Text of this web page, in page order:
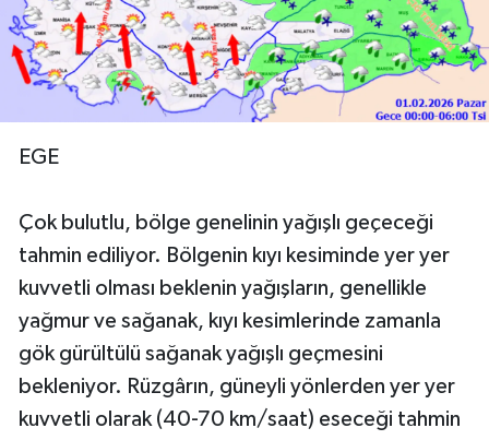
EGE
Çok bulutlu, bölge genelinin yağışlı geçeceği
tahmin ediliyor. Bölgenin kıyı kesiminde yer yer
kuvvetli olması beklenin yağışların, genellikle
yağmur ve sağanak, kıyı kesimlerinde zamanla
gök gürültülü sağanak yağışlı geçmesini
bekleniyor. Rüzgârın, güneyli yönlerden yer yer
kuvvetli olarak (40-70 km/saat) eseceği tahmin